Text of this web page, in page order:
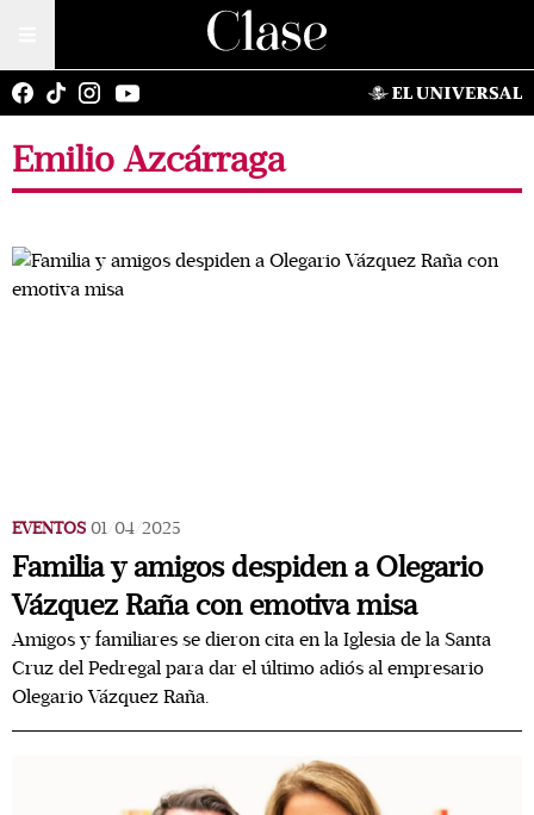
Emilio Azcárraga
EVENTOS 01/04/2025
Familia y amigos despiden a Olegario
Vázquez Raña con emotiva misa
Amigos y familiares se dieron cita en la Iglesia de la Santa
Cruz del Pedregal para dar el último adiós al empresario
Olegario Vázquez Raña.